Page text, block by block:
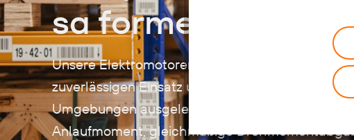
sa forme
Unsere Elektromotoren für Kompressoren sind
zuverlässigen Einsatz unter hoher Last und in
Umgebungen ausgelegt. Sie überzeugen durch
Anlaufmoment, gleichmäßige